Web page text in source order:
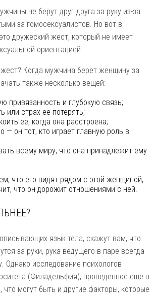
не берут друг друга за руку из-за
за гомосексуалистов. Но вот в
дружеский жест, который не имеет
ориентацией.
Когда мужчина берет женщину за
также несколько вещей:
привязанность и глубокую связь;
или страх ее потерять;
ее, когда она расстроена;
— он тот, кто играет главную роль в
всему миру, что она принадлежит ему
что его видят рядом с этой женщиной,
что он дорожит отношениями с ней.
язык тела, скажут вам, что
за руки, рука ведущего в паре всегда
Однако исследование психологов
(Филадельфия), проведенное еще в
что могут быть и другие факторы, которые